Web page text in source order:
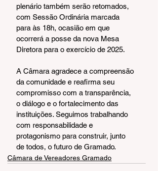
plenário também serão retomados,
com Sessão Ordinária marcada
para às 18h, ocasião em que
ocorrerá a posse da nova Mesa
Diretora para o exercício de 2025.
A Câmara agradece a compreensão
da comunidade e reafirma seu
compromisso com a transparência,
o diálogo e o fortalecimento das
instituições. Seguimos trabalhando
com responsabilidade e
protagonismo para construir, junto
de todos, o futuro de Gramado.
Câmara de Vereadores Gramado